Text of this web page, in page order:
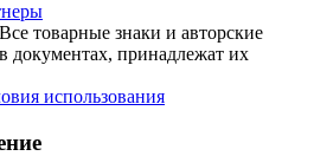
товарные знаки и авторские
документах, принадлежат их
использования